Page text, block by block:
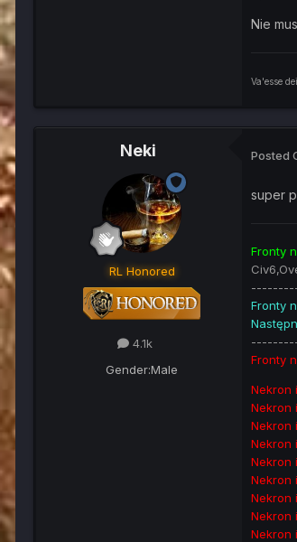
Nie
Va'esse
Neki
RL Honored
4.1k
Gender:Male
Posted
super
Fronty
Fronty
Fronty
Nekron
Nekron
Nekron
Nekron
Nekron
Nekron
Nekron
Nekron
Nekron